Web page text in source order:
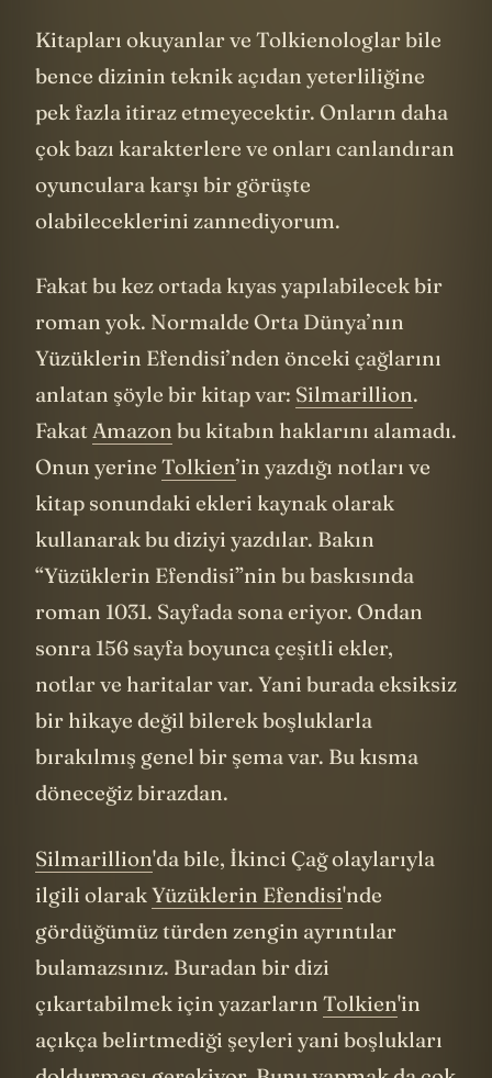
Kitapları okuyanlar ve Tolkienologlar bile
bence dizinin teknik açıdan yeterliliğine
pek fazla itiraz etmeyecektir. Onların daha
çok bazı karakterlere ve onları canlandıran
oyunculara karşı bir görüşte
Fakat bu kez ortada kıyas yapılabilecek bir
roman yok. Normalde Orta Dünya’nın
Yüzüklerin Efendisi’nden önceki çağlarını
anlatan şöyle bir kitap var:Silmarillion.
Fakat Amazonbu kitabın haklarını alamadı.
Onun yerineTolkien’in yazdığı notları ve
kitap sonundaki ekleri kaynak olarak
kullanarak bu diziyi yazdılar. Bakın
“Yüzüklerin Efendisi”nin bu baskısında
roman 1031. Sayfada sona eriyor. Ondan
sonra 156 sayfa boyunca çeşitli ekler,
notlar ve haritalar var. Yani burada eksiksiz
bir hikaye değil bilerek boşluklarla
bırakılmış genel bir şema var. Bu kısma
Silmarillion'da bile, İkinci Çağ olaylarıyla
ilgili olarakYüzüklerin Efendisi'nde
gördüğümüz türden zengin ayrıntılar
bulamazsınız. Buradan bir dizi
çıkartabilmek için yazarlarınTolkien'in